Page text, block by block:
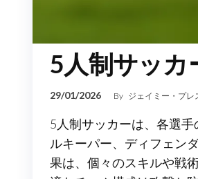
5人制サッカ
29/01/2026 By ジェイミー・プレ
5人制サッカーは、各選
ルキーパー、ディフェン
果は、個々のスキルや戦